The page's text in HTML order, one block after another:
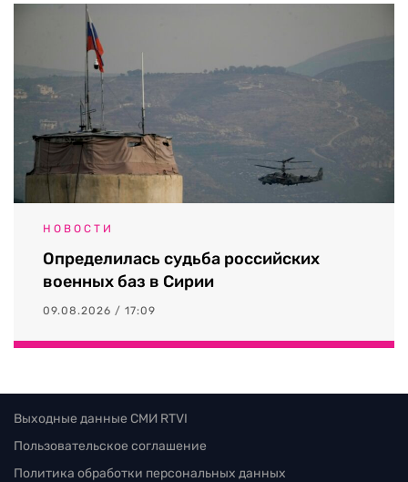
НОВОСТИ
Определилась судьба российских
военных баз в Сирии
09.08.2026 / 17:09
Выходные данные СМИ RTVI
Пользовательское соглашение
Политика обработки персональных данных